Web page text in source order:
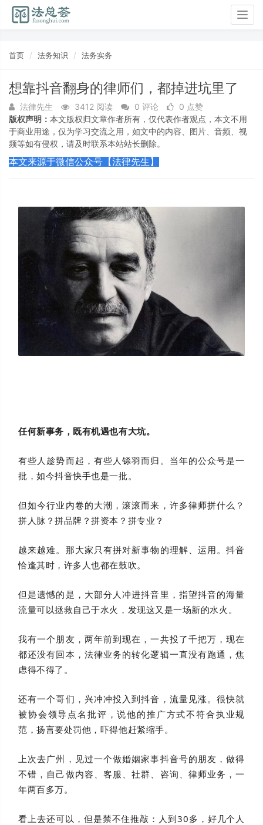
首页 法务知识 法务实务
想靠抖音翻身的律师们，都掉进坑里了
法律先生 3412 阅读 0 评论 0 点赞
版权声明： 本文版权归文章作者所有，仅代表作者观点，本文不用
于商业用途，仅为学习交流之用，如文中的内容、图片、音频、视
频等如有侵权，请及时联系本站站长删除。
本文来源于微信公众号【法律先生】
任何新事务，既有机遇也有大坑。
有些人趁势而起，有些人铩羽而归。当年的公众号是一
批，如今抖音快手也是一批。
但如今行业内卷的大潮，滚滚而来，许多律师拼什么？
拼人脉？拼品牌？拼资本？拼专业？
越来越难。那大家只有拼对新事物的理解、运用。抖音
恰逢其时，许多人也都在鼓吹。
但是遗憾的是，大部分人冲进抖音里，指望抖音的海量
流量可以拯救自己于水火，发现这又是一场新的水火。
我有一个朋友，两年前到现在，一共投了千把万，现在
都还没有回本，法律业务的转化逻辑一直没有跑通，焦
虑得不得了。
还有一个哥们，兴冲冲投入到抖音，流量见涨。很快就
被协会领导点名批评，说他的推广方式不符合执业规
范，扬言要处罚他，吓得他赶紧缩手。
上次去广州，见过一个做婚姻家事抖音号的朋友，做得
不错，自己做内容、客服、社群、咨询、律师业务，一
年两百多万。
看上去还可以，但是禁不住推敲：人到30多，好几个人